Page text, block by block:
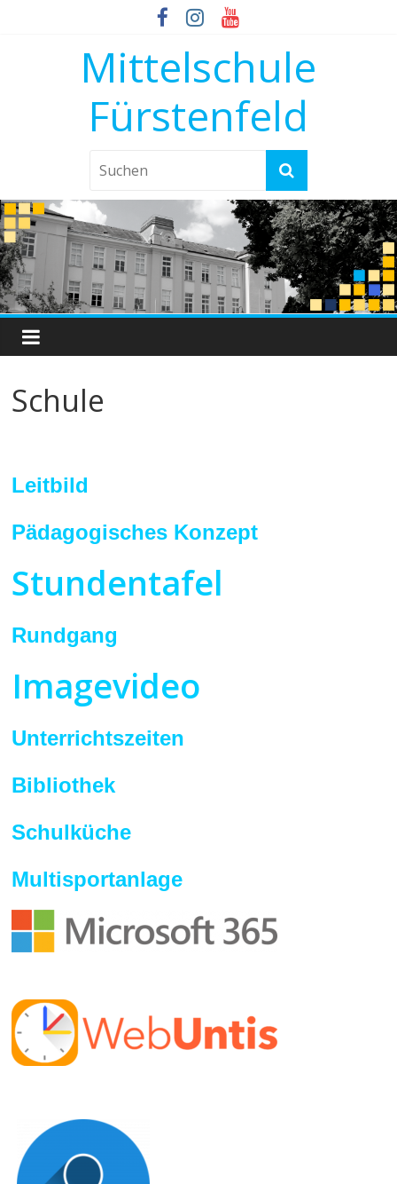
Mittelschule
Fürstenfeld
Schule
Leitbild
Pädagogisches Konzept
Stundentafel
Rundgang
Imagevideo
Unterrichtszeiten
Bibliothek
Schulküche
Multisportanlage